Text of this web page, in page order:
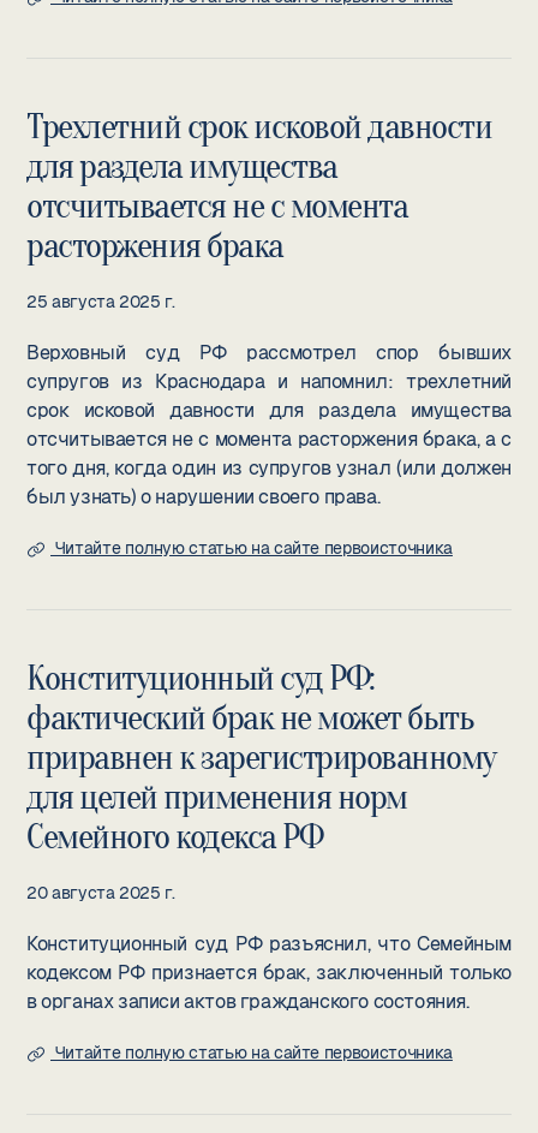
Трехлетний срок исковой давности
для раздела имущества
отсчитывается не с момента
расторжения брака
25 августа 2025 г.
Верховный суд РФ рассмотрел спор бывших
супругов из Краснодара и напомнил: трехлетний
срок исковой давности для раздела имущества
отсчитывается не с момента расторжения брака, а с
того дня, когда один из супругов узнал (или должен
был узнать) о нарушении своего права.
Читайте полную статью на сайте первоисточника
Конституционный суд РФ:
фактический брак не может быть
приравнен к зарегистрированному
для целей применения норм
Семейного кодекса РФ
20 августа 2025 г.
Конституционный суд РФ разъяснил, что Семейным
кодексом РФ признается брак, заключенный только
в органах записи актов гражданского состояния.
Читайте полную статью на сайте первоисточника